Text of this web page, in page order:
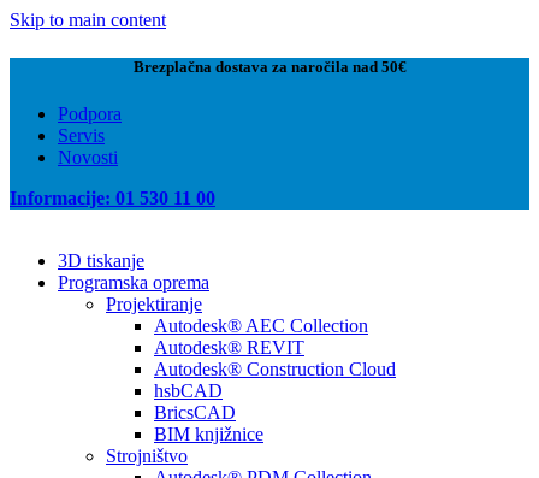
Skip to main content
Brezplačna dostava za naročila nad 50€
Podpora
Servis
Novosti
Informacije: 01 530 11 00
3D tiskanje
Programska oprema
Projektiranje
Autodesk® AEC Collection
Autodesk® REVIT
Autodesk® Construction Cloud
hsbCAD
BricsCAD
BIM knjižnice
Strojništvo